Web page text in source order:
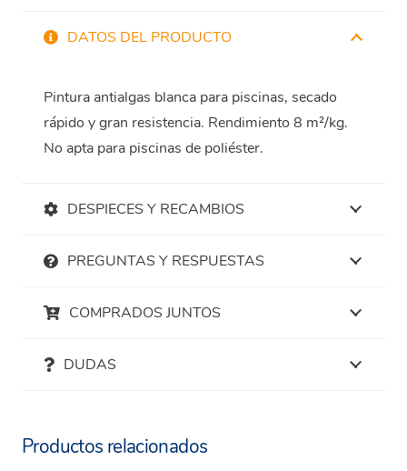
DATOS DEL PRODUCTO
Pintura antialgas blanca para piscinas, secado
rápido y gran resistencia. Rendimiento 8 m²/kg.
No apta para piscinas de poliéster.
DESPIECES Y RECAMBIOS
PREGUNTAS Y RESPUESTAS
COMPRADOS JUNTOS
DUDAS
Productos relacionados